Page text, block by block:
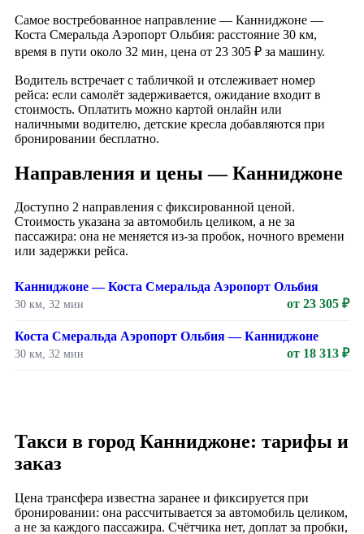
Самое востребованное направление — Канниджоне —
Коста Смеральда Аэропорт Ольбия: расстояние 30 км,
время в пути около 32 мин, цена от 23 305 ₽ за машину.
Водитель встречает с табличкой и отслеживает номер
рейса: если самолёт задерживается, ожидание входит в
стоимость. Оплатить можно картой онлайн или
наличными водителю, детские кресла добавляются при
бронировании бесплатно.
Направления и цены — Канниджоне
Доступно 2 направления с фиксированной ценой.
Стоимость указана за автомобиль целиком, а не за
пассажира: она не меняется из-за пробок, ночного времени
или задержки рейса.
Канниджоне — Коста Смеральда Аэропорт Ольбия
30 км, 32 мин от 23 305 ₽
Коста Смеральда Аэропорт Ольбия — Канниджоне
30 км, 32 мин от 18 313 ₽
Такси в город Канниджоне: тарифы и
заказ
Цена трансфера известна заранее и фиксируется при
бронировании: она рассчитывается за автомобиль целиком,
а не за каждого пассажира. Счётчика нет, доплат за пробки,